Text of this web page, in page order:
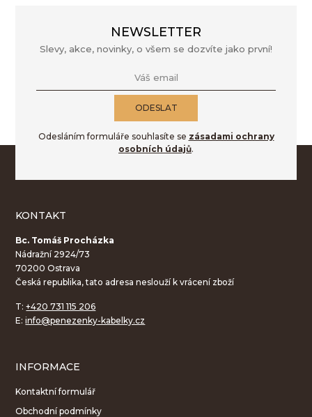
NEWSLETTER
Slevy, akce, novinky, o všem se dozvíte jako první!
Váš email
ODESLAT
Odesláním formuláře souhlasíte se zásadami ochrany
osobních údajů.
KONTAKT
Bc. Tomáš Procházka
Nádražní 2924/73
70200 Ostrava
Česká republika, tato adresa neslouží k vrácení zboží
T:+420 731 115 206
E:info@penezenky-kabelky.cz
INFORMACE
Kontaktní formulář
Obchodní podmínky